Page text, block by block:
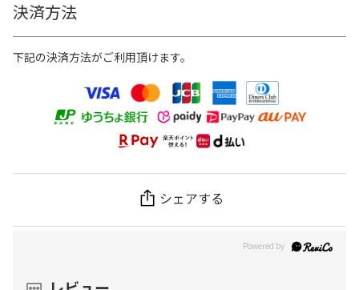
決済方法
下記の決済方法がご利用頂けます。
シェアする